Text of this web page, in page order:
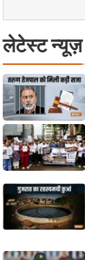
लेटेस्ट न्यूज़